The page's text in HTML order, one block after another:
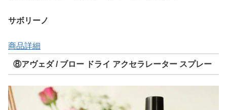
サボリーノ
商品詳細
⑧アヴェダ / ブロー ドライ アクセラレーター スプレー